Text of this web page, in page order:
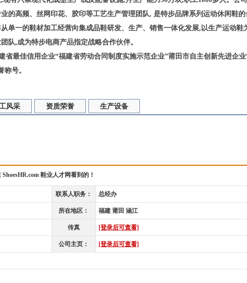
的高频、丝网印花、胶印等工艺生产管理团队, 是特步品牌系列运动休闲鞋
单一的鞋材加工经营向集成品鞋研发、生产、销售一体化发展,以生产运动鞋
队,成为特步电商产品指定战略合作伙伴。
最佳信用企业“福建省劳动合同制度实施示范企业”莆田市自主创新先进企业
称号。
风采 资质荣誉 生产设备
鞋业人才网看到的！
联系人职务： 总经办
所在地区： 福建 莆田 涵江
传真 [登录后可查看]
公司主页： [登录后可查看]